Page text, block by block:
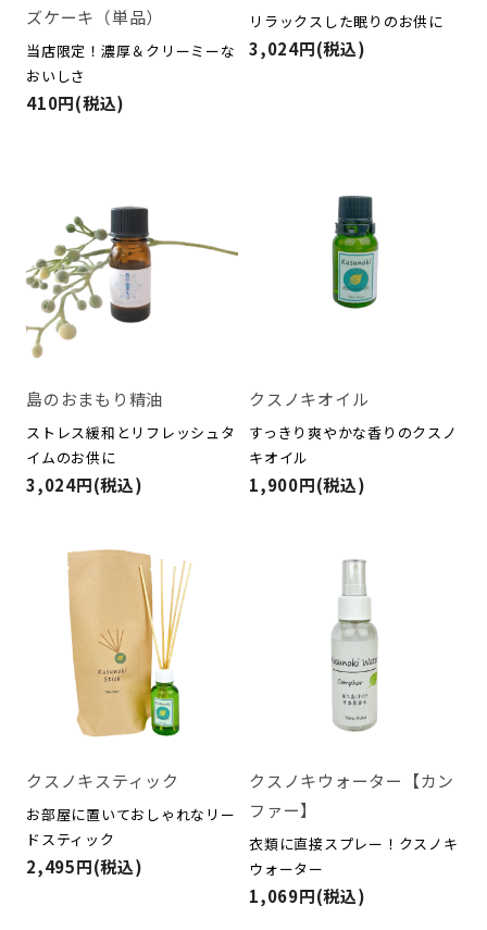
ズケーキ（単品）
当店限定！濃厚＆クリーミーな
おいしさ
410円(税込)
リラックスした眠りのお供に
3,024円(税込)
島のおまもり精油
ストレス緩和とリフレッシュタ
イムのお供に
3,024円(税込)
クスノキオイル
すっきり爽やかな香りのクスノ
キオイル
1,900円(税込)
クスノキスティック
お部屋に置いておしゃれなリー
ドスティック
2,495円(税込)
クスノキウォーター【カン
ファー】
衣類に直接スプレー！クスノキ
ウォーター
1,069円(税込)